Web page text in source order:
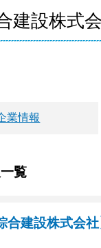
建設株式
業情報
覧
合建設株式会社